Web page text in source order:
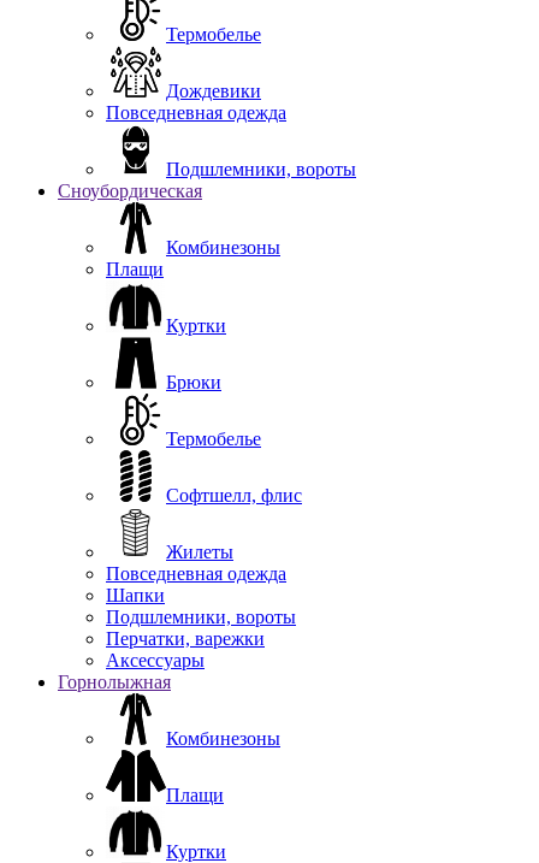
Термобелье
Дождевики
Повседневная одежда
Подшлемники, вороты
Сноубордическая
Комбинезоны
Плащи
Куртки
Брюки
Термобелье
Софтшелл, флис
Жилеты
Повседневная одежда
Шапки
Подшлемники, вороты
Перчатки, варежки
Аксессуары
Горнолыжная
Комбинезоны
Плащи
Куртки